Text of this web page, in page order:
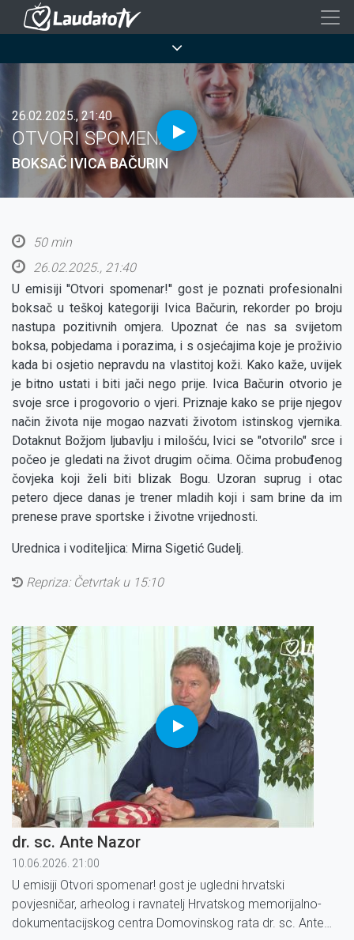
Skoči
sadržaj
26.02.2025., 21:40
OTVORI SPOMENAR!
BOKSAČ IVICA BAČURIN
50 min
26.02.2025., 21:40
U emisiji ''Otvori spomenar!'' gost je poznati profesionalni
boksač u teškoj kategoriji Ivica Bačurin, rekorder po broju
nastupa pozitivnih omjera. Upoznat će nas sa svijetom
boksa, pobjedama i porazima, i s osjećajima koje je proživio
kada bi osjetio nepravdu na vlastitoj koži. Kako kaže, uvijek
je bitno ustati i biti jači nego prije. Ivica Bačurin otvorio je
svoje srce i progovorio o vjeri. Priznaje kako se prije njegov
način života nije mogao nazvati životom istinskog vjernika.
Dotaknut Božjom ljubavlju i milošću, Ivici se "otvorilo" srce i
počeo je gledati na život drugim očima. Očima probuđenog
čovjeka koji želi biti blizak Bogu. Uzoran suprug i otac
petero djece danas je trener mladih koji i sam brine da im
prenese prave sportske i životne vrijednosti.
Urednica i voditeljica: Mirna Sigetić Gudelj.
Repriza: Četvrtak u 15:10
dr. sc. Ante Nazor
10.06.2026. 21:00
U emisiji Otvori spomenar! gost je ugledni hrvatski
povjesničar, arheolog i ravnatelj Hrvatskog memorijalno-
dokumentacijskog centra Domovinskog rata dr. sc. Ante